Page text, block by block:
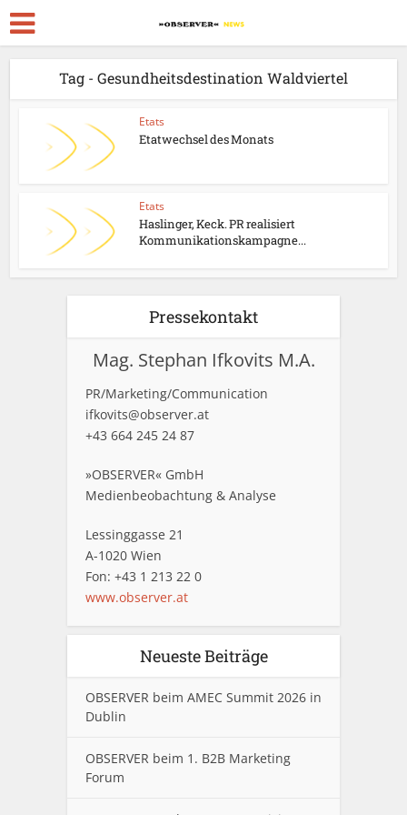
Tag - Gesundheitsdestination Waldviertel
Etats
Etatwechsel des Monats
Etats
Haslinger, Keck. PR realisiert
Kommunikationskampagne...
Pressekontakt
Mag. Stephan Ifkovits M.A.
PR/Marketing/Communication
ifkovits@observer.at
+43 664 245 24 87
»OBSERVER« GmbH
Medienbeobachtung & Analyse
Lessinggasse 21
A-1020 Wien
Fon: +43 1 213 22 0
www.observer.at
Neueste Beiträge
OBSERVER beim AMEC Summit 2026 in
Dublin
OBSERVER beim 1. B2B Marketing
Forum